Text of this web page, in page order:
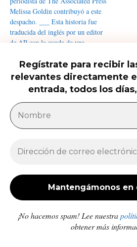
Regístrate para recibir
relevantes directamente
entrada, todos los días,
¡No hacemos spam! Lee nuestra
obtener más
Qué saber del nuevo intento de
Trump de limitar la ciudadanía...
América Latina